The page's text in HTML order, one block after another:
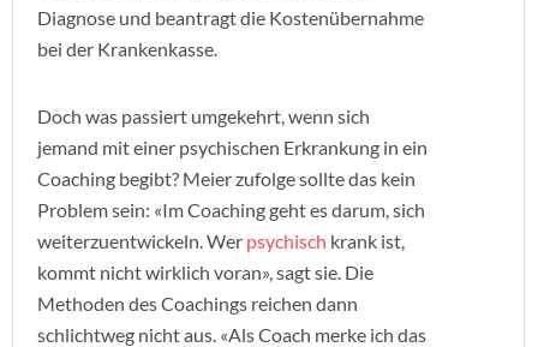
Diagnose und beantragt die Kostenübernahme
bei der Krankenkasse.
Doch was passiert umgekehrt, wenn sich
jemand mit einer psychischen Erkrankung in ein
Coaching begibt? Meier zufolge sollte das kein
Problem sein: «Im Coaching geht es darum, sich
weiterzuentwickeln. Wer psychisch krank ist,
kommt nicht wirklich voran», sagt sie. Die
Methoden des Coachings reichen dann
schlichtweg nicht aus. «Als Coach merke ich das